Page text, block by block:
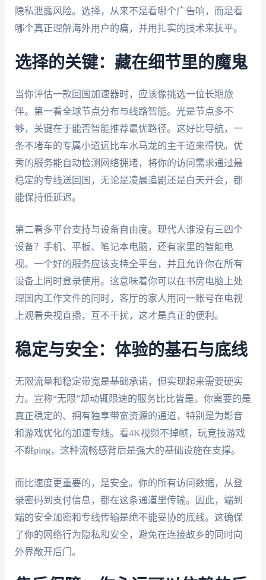
隐私泄露风险。选择，从来不是看哪个广告响，而是看
哪个真正理解海外用户的痛，并用扎实的技术来抚平。
选择的关键：藏在细节里的魔鬼
当你评估一款回国加速器时，应该像挑选一位长期旅
伴。第一看全球节点分布与线路智能。光是节点多不
够，关键在于能否智能推荐最优路径。这好比导航，一
条不堵车的专属小道远比车水马龙的主干道来得快。优
秀的服务能自动检测网络拥堵，将你的访问需求通过最
稳定的专线送回国，无论是凌晨追剧还是白天开会，都
能保持低延迟。
第二看多平台支持与设备自由度。现代人谁没有三四个
设备？手机、平板、笔记本电脑，还有家里的智能电
视。一个好的服务应该支持全平台，并且允许你在所有
设备上同时登录使用。这意味着你可以在书房电脑上处
理国内工作文件的同时，客厅的家人用同一账号在电视
上观看央视直播，互不干扰，这才是真正的便利。
稳定与安全：体验的基石与底线
无限流量和稳定带宽是基础承诺，但实现起来需要硬实
力。宣称“无限”却动辄限速的服务比比皆是。你需要的是
真正稳定的、拥有独享带宽资源的通道，特别是为影音
和游戏优化的加速专线。看4K视频不掉帧，玩竞技游戏
不跳ping，这种流畅感背后是强大的基础设施在支撑。
而比速度更重要的，是安全。你的所有访问数据，从登
录密码到支付信息，都在这条通道里传输。因此，端到
端的安全加密和专线传输是绝不能妥协的底线。这确保
了你的网络行为隐私和安全，避免在连接故乡的同时向
外界敞开后门。